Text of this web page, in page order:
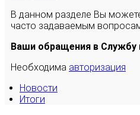
В данном разделе Вы
часто задаваемым
Ваши обращения в Службу
Необходима авторизация
Новости
Итоги